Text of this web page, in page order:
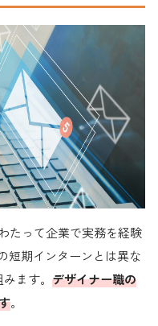
たって企業で実務を経験
短期インターンとは異な
ます。 デザイナー職の
。